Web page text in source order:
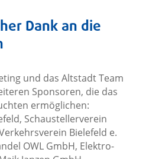
Dank an die
und das Altstadt Team
Sponsoren, die das
ermöglichen:
Schaustellerverein
Bielefeld e.
OWL GmbH, Elektro-